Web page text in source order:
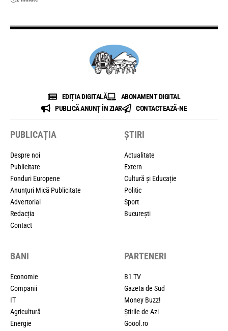
EDIȚIA DIGITALĂ
ABONAMENT DIGITAL
PUBLICĂ ANUNȚ ÎN ZIAR
CONTACTEAZĂ-NE
PUBLICAȚIA
Despre noi
Publicitate
Fonduri Europene
Anunțuri Mică Publicitate
Advertorial
Redacția
Contact
ȘTIRI
Actualitate
Extern
Cultură și Educație
Politic
Sport
București
BANI
Economie
Companii
IT
Agricultură
Energie
PARTENERI
B1 TV
Gazeta de Sud
Money Buzz!
Știrile de Azi
Goool.ro